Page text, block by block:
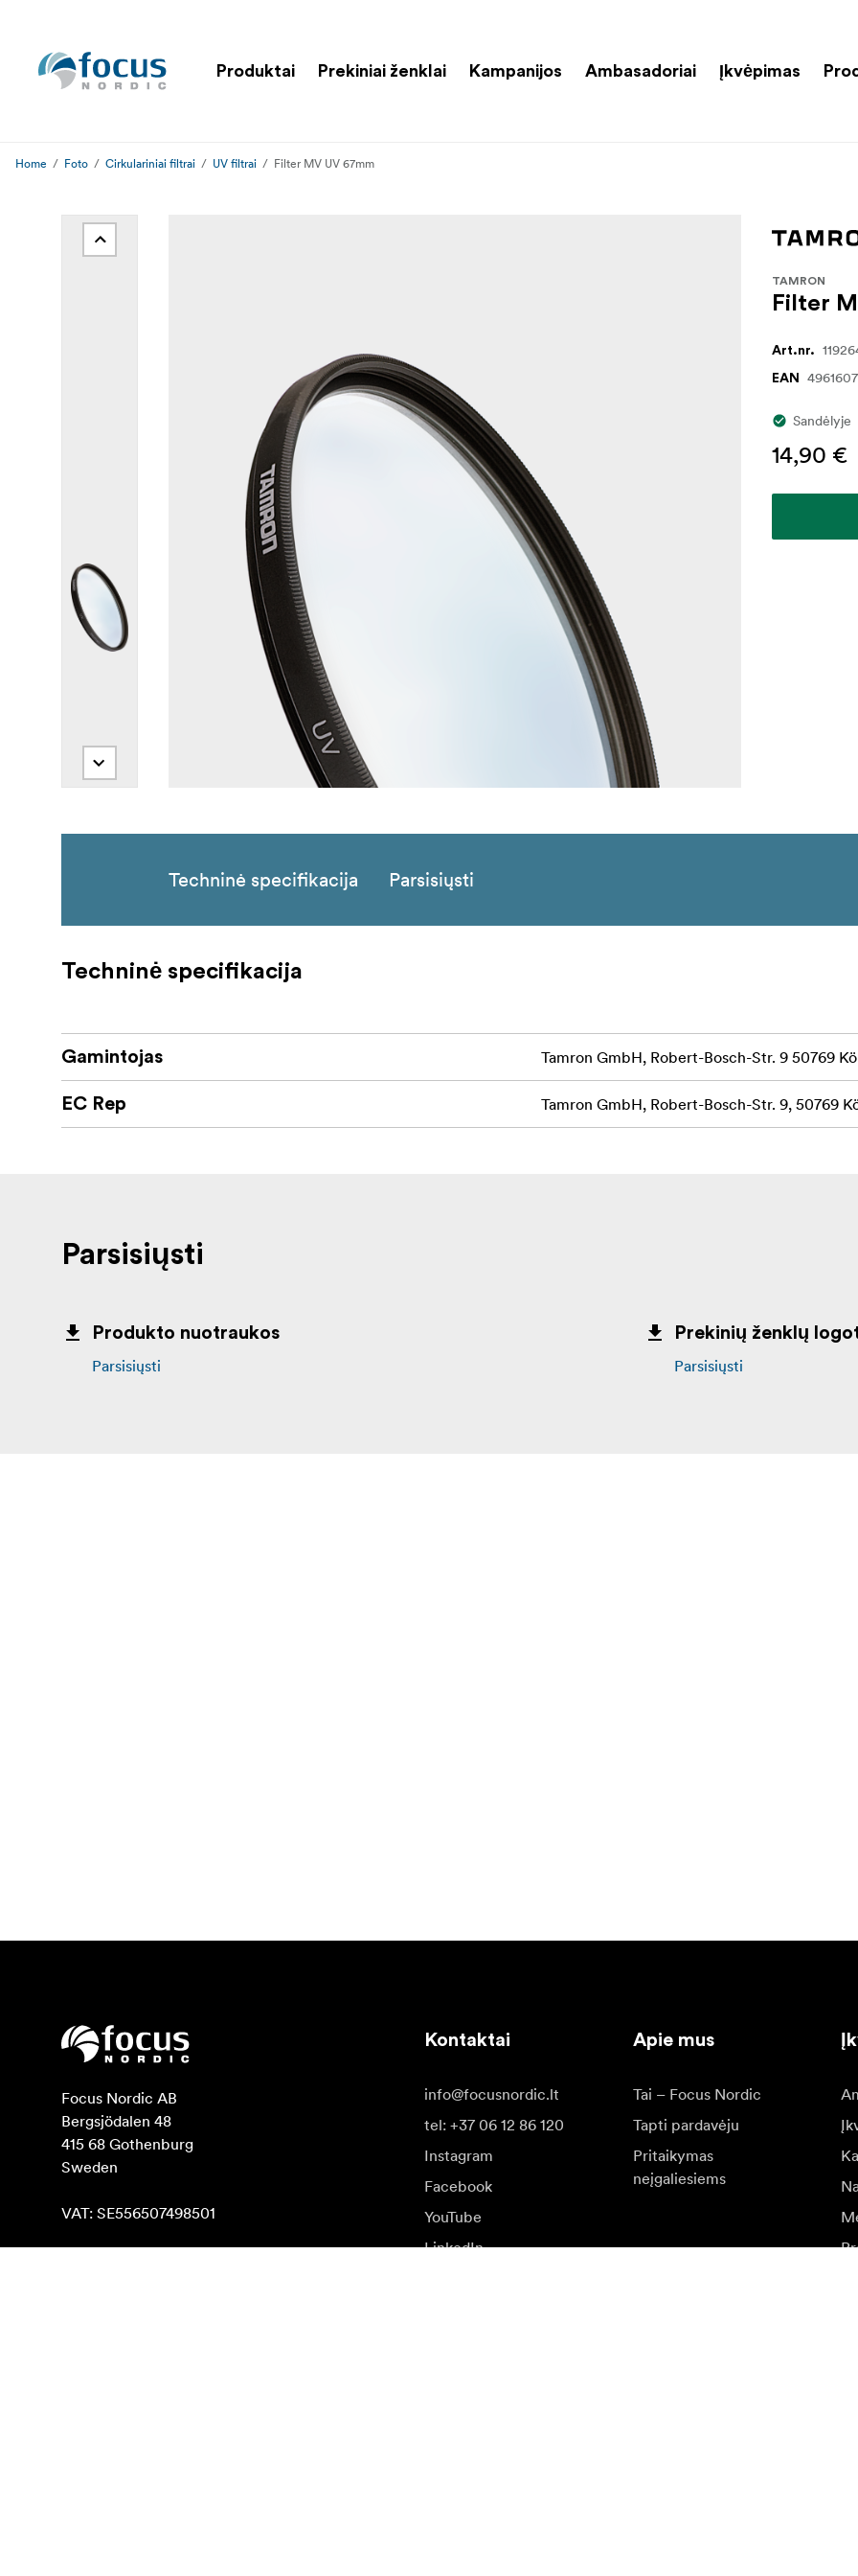
Produktai Prekiniai ženklai Kampanijos Ambasadoriai Įkvėpimas
Home Foto Cirkulariniai filtrai UV filtrai Filter MV UV 67mm
TAMRON
Filter
Art.nr.
EAN
Sandėlyje
14,90 €
Techninė specifikacija Parsisiųsti
Techninė specifikacija
Gamintojas Tamron GmbH, Robert-Bosch-Str. 9 50769
EC Rep Tamron GmbH, Robert-Bosch-Str. 9, 50769
Parsisiųsti
Produkto nuotraukos
Parsisiųsti
Prekinių ženklų
Parsisiųsti
Focus Nordic AB
Bergsjödalen 48
415 68 Gothenburg
Sweden
VAT: SE556507498501
Kontaktai
info@focusnordic.lt
tel: +37 06 12 86 120
Instagram
Facebook
YouTube
LinkedIn
Apie mus
Tai – Focus Nordic
Tapti pardavėju
Pritaikymas
neįgaliesiems